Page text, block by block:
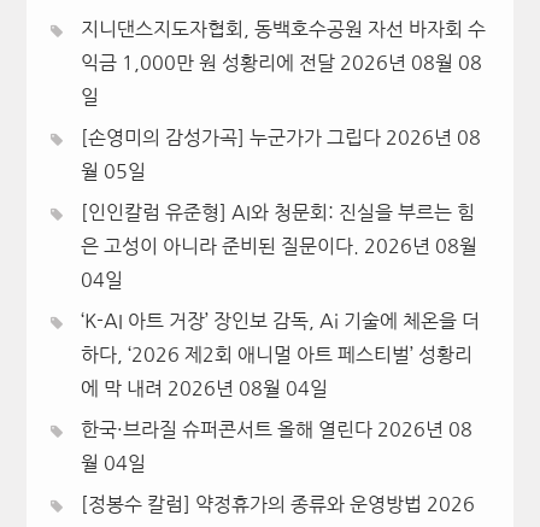
지니댄스지도자협회, 동백호수공원 자선 바자회 수
익금 1,000만 원 성황리에 전달 2026년 08월 08
일
[손영미의 감성가곡] 누군가가 그립다 2026년 08
월 05일
[인인칼럼 유준형] AI와 청문회: 진실을 부르는 힘
은 고성이 아니라 준비된 질문이다.
2026년 08월
04일
‘K-AI 아트 거장’ 장인보 감독, Ai 기술에 체온을 더
하다, ‘2026 제2회 애니멀 아트 페스티벌’ 성황리
에 막 내려 2026년 08월 04일
한국·브라질 슈퍼콘서트 올해 열린다 2026년 08
월 04일
[정봉수 칼럼] 약정휴가의 종류와 운영방법 2026